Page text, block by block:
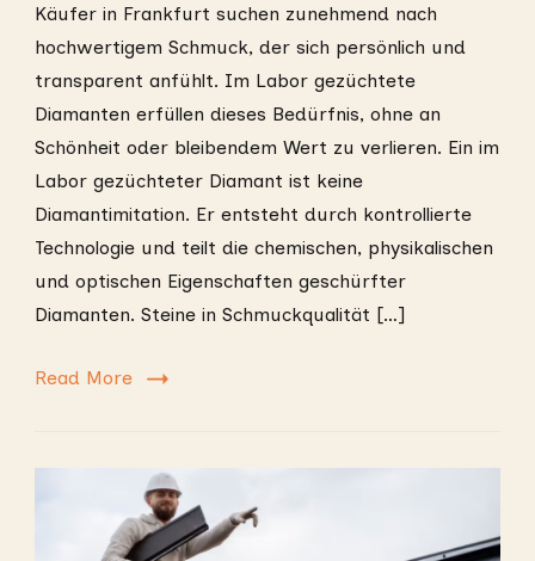
Käufer in Frankfurt suchen zunehmend nach
hochwertigem Schmuck, der sich persönlich und
transparent anfühlt. Im Labor gezüchtete
Diamanten erfüllen dieses Bedürfnis, ohne an
Schönheit oder bleibendem Wert zu verlieren. Ein im
Labor gezüchteter Diamant ist keine
Diamantimitation. Er entsteht durch kontrollierte
Technologie und teilt die chemischen, physikalischen
und optischen Eigenschaften geschürfter
Diamanten. Steine in Schmuckqualität […]
Read More